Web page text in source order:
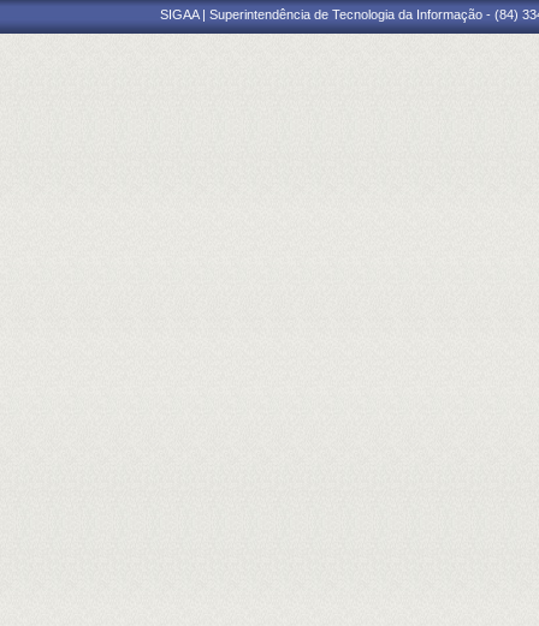
SIGAA | Superintendência de Tecnologia da Informação - (84)